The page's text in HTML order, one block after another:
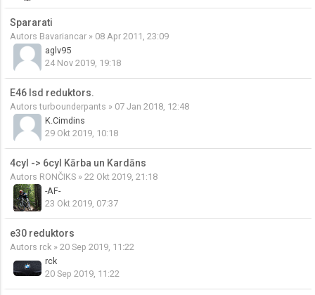
Spararati
Autors Bavariancar » 08 Apr 2011, 23:09
aglv95
24 Nov 2019, 19:18
E46 lsd reduktors.
Autorsturbounderpants » 07 Jan 2018, 12:48
K.Cimdins
29 Okt 2019, 10:18
4cyl -> 6cyl Kārba un Kardāns
Autors RONČIKS » 22 Okt 2019, 21:18
-AF-
23 Okt 2019, 07:37
e30 reduktors
Autors rck » 20 Sep 2019, 11:22
rck
20 Sep 2019, 11:22